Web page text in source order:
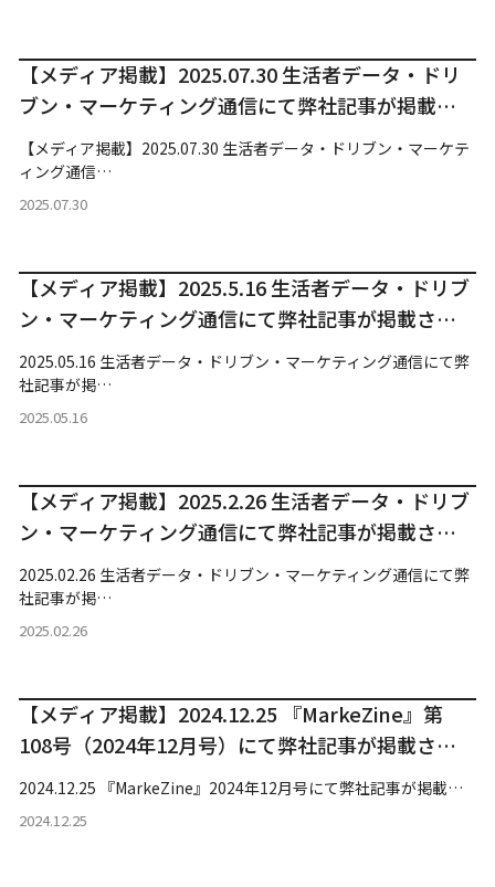
【メディア掲載】2025.07.30 生活者データ・ドリ
ブン・マーケティング通信にて弊社記事が掲載さ
れました。
【メディア掲載】2025.07.30 生活者データ・ドリブン・マーケテ
ィング通信…
2025.07.30
【メディア掲載】2025.5.16 生活者データ・ドリブ
ン・マーケティング通信にて弊社記事が掲載され
ました。
2025.05.16 生活者データ・ドリブン・マーケティング通信にて弊
社記事が掲…
2025.05.16
【メディア掲載】2025.2.26 生活者データ・ドリブ
ン・マーケティング通信にて弊社記事が掲載され
ました。
2025.02.26 生活者データ・ドリブン・マーケティング通信にて弊
社記事が掲…
2025.02.26
【メディア掲載】2024.12.25 『MarkeZine』第
108号（2024年12月号）にて弊社記事が掲載され
ました。
2024.12.25 『MarkeZine』2024年12月号にて弊社記事が掲載…
2024.12.25